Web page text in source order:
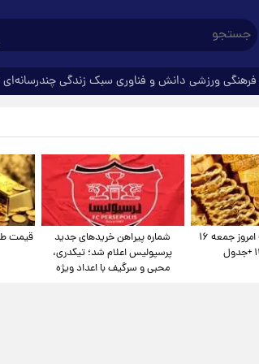
فرهنگیورزشی دانش و فناوری سبک زندگیچندرسانه‌ای
قیمت طلا و سکه امروز جمعه ۱۶
شماره پیراهن خریدهای جدید
پرسپولیس اعلام شد؛ تیکدری،
محبی و سرگیف با اعداد ویژه